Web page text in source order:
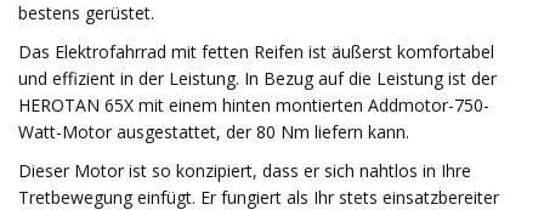
bestens gerüstet.
Das Elektrofahrrad mit fetten Reifen ist äußerst komfortabel
und effizient in der Leistung. In Bezug auf die Leistung ist der
HEROTAN 65X mit einem hinten montierten Addmotor-750-
Watt-Motor ausgestattet, der 80 Nm liefern kann.
Dieser Motor ist so konzipiert, dass er sich nahtlos in Ihre
Tretbewegung einfügt. Er fungiert als Ihr stets einsatzbereiter